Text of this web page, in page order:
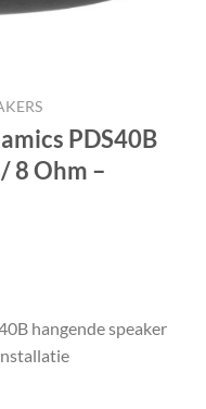
PDS40B
8 Ohm –
hangende speaker